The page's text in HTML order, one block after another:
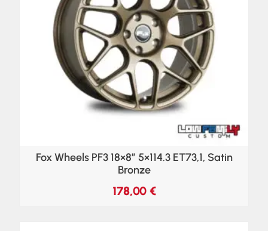
Fox Wheels PF3 18×8″ 5×114.3 ET73,1, Satin
Bronze
178,00 €